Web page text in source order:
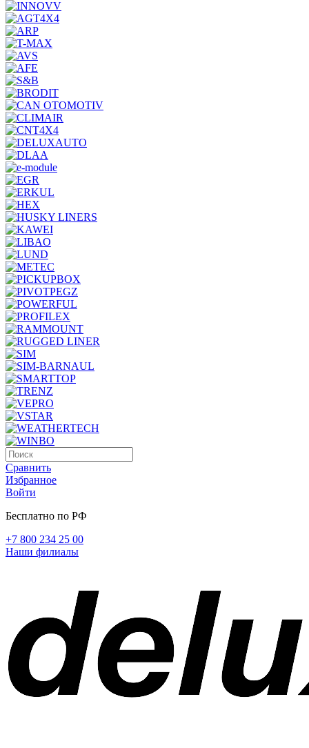
Сравнить
Избранное
Войти
Бесплатно по РФ
+7 800 234 25 00
Наши филиалы